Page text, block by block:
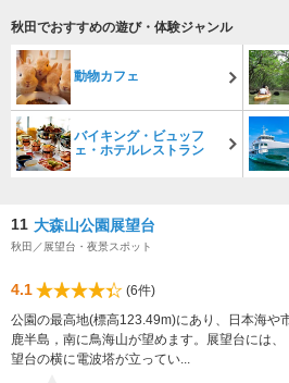
秋田でおすすめの遊び・体験ジャンル
動物カフェ
バイキング・ビュッフ
ェ・ホテルレストラン
11 大森山公園展望台
秋田／展望台・夜景スポット
4.1
(6件)
公園の最高地(標高123.49m)にあり、日本海や
鹿半島，南に鳥海山が望めます。展望台には
望台の横に電波塔が立ってい...